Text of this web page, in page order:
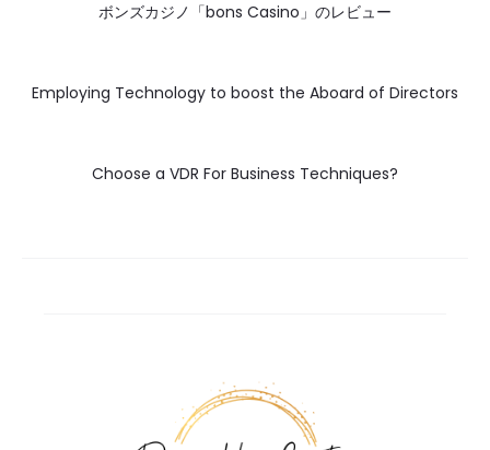
ボンズカジノ「bons Casino」のレビュー
Employing Technology to boost the Aboard of Directors
Choose a VDR For Business Techniques?